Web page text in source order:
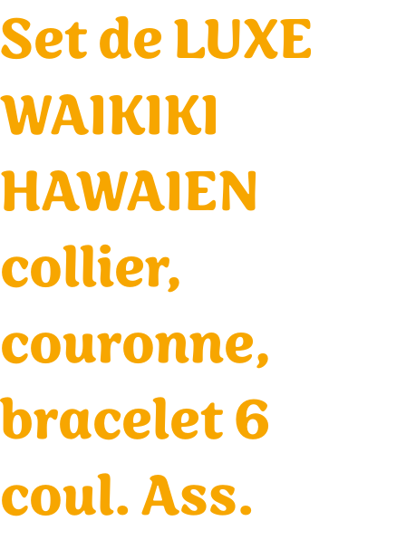
Set de LUXE
WAIKIKI
HAWAIEN
collier,
couronne,
bracelet 6
coul. Ass.